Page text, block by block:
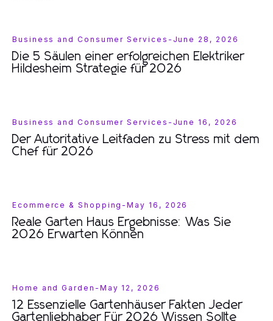
Business and Consumer Services - June 28, 2026
Die 5 Säulen einer erfolgreichen Elektriker
Hildesheim Strategie für 2026
Business and Consumer Services - June 16, 2026
Der Autoritative Leitfaden zu Stress mit dem
Chef für 2026
Ecommerce & Shopping -May 16, 2026
Reale Garten Haus Ergebnisse: Was Sie
2026 Erwarten Können
Home and Garden - May 12, 2026
12 Essenzielle Gartenhäuser Fakten Jeder
Gartenliebhaber Für 2026 Wissen Sollte